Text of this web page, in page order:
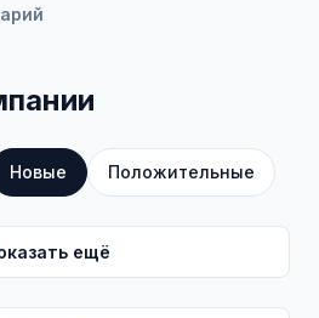
Новые Положительные
ещё